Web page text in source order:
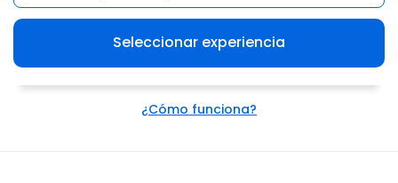
Seleccionar experiencia
¿Cómo funciona?